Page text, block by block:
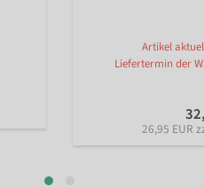
Artikel
Liefertermin der
26,95 EUR